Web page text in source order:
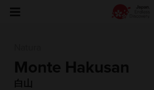
Monte Hakusan
白山